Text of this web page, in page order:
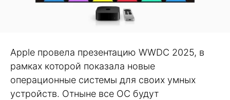
Apple провела презентацию WWDC 2025, в
рамках которой показала новые
операционные системы для своих умных
устройств. Отныне все ОС будут